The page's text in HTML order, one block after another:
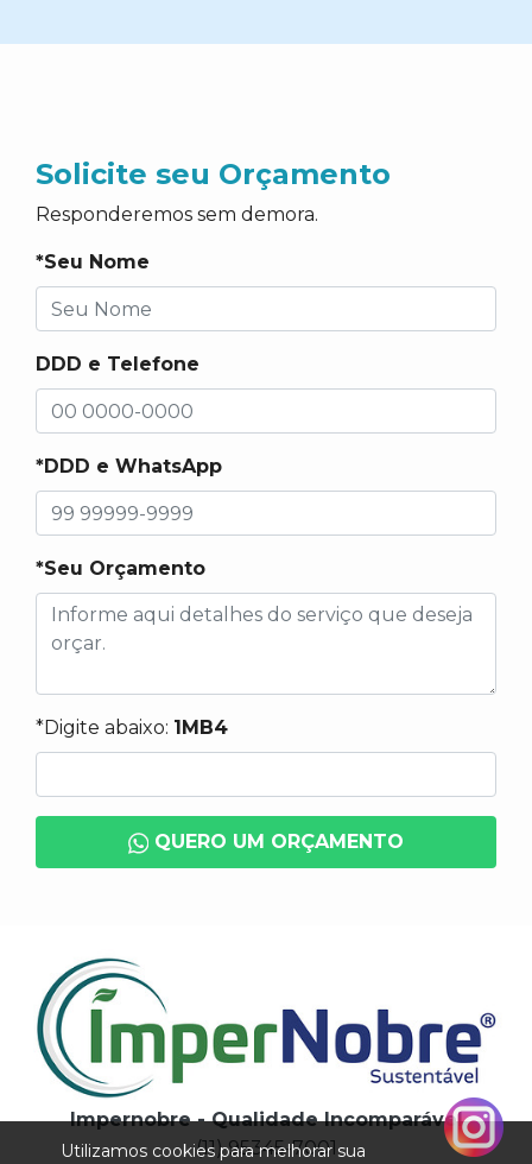
Solicite seu Orçamento
Responderemos sem demora.
*Seu Nome
DDD e Telefone
*DDD e WhatsApp
*Seu Orçamento
*Digite abaixo: 1MB4
QUERO UM ORÇAMENTO
Impernobre - Qualidade Incomparável
(11) 95345-7001
Utilizamos cookies para melhorar sua